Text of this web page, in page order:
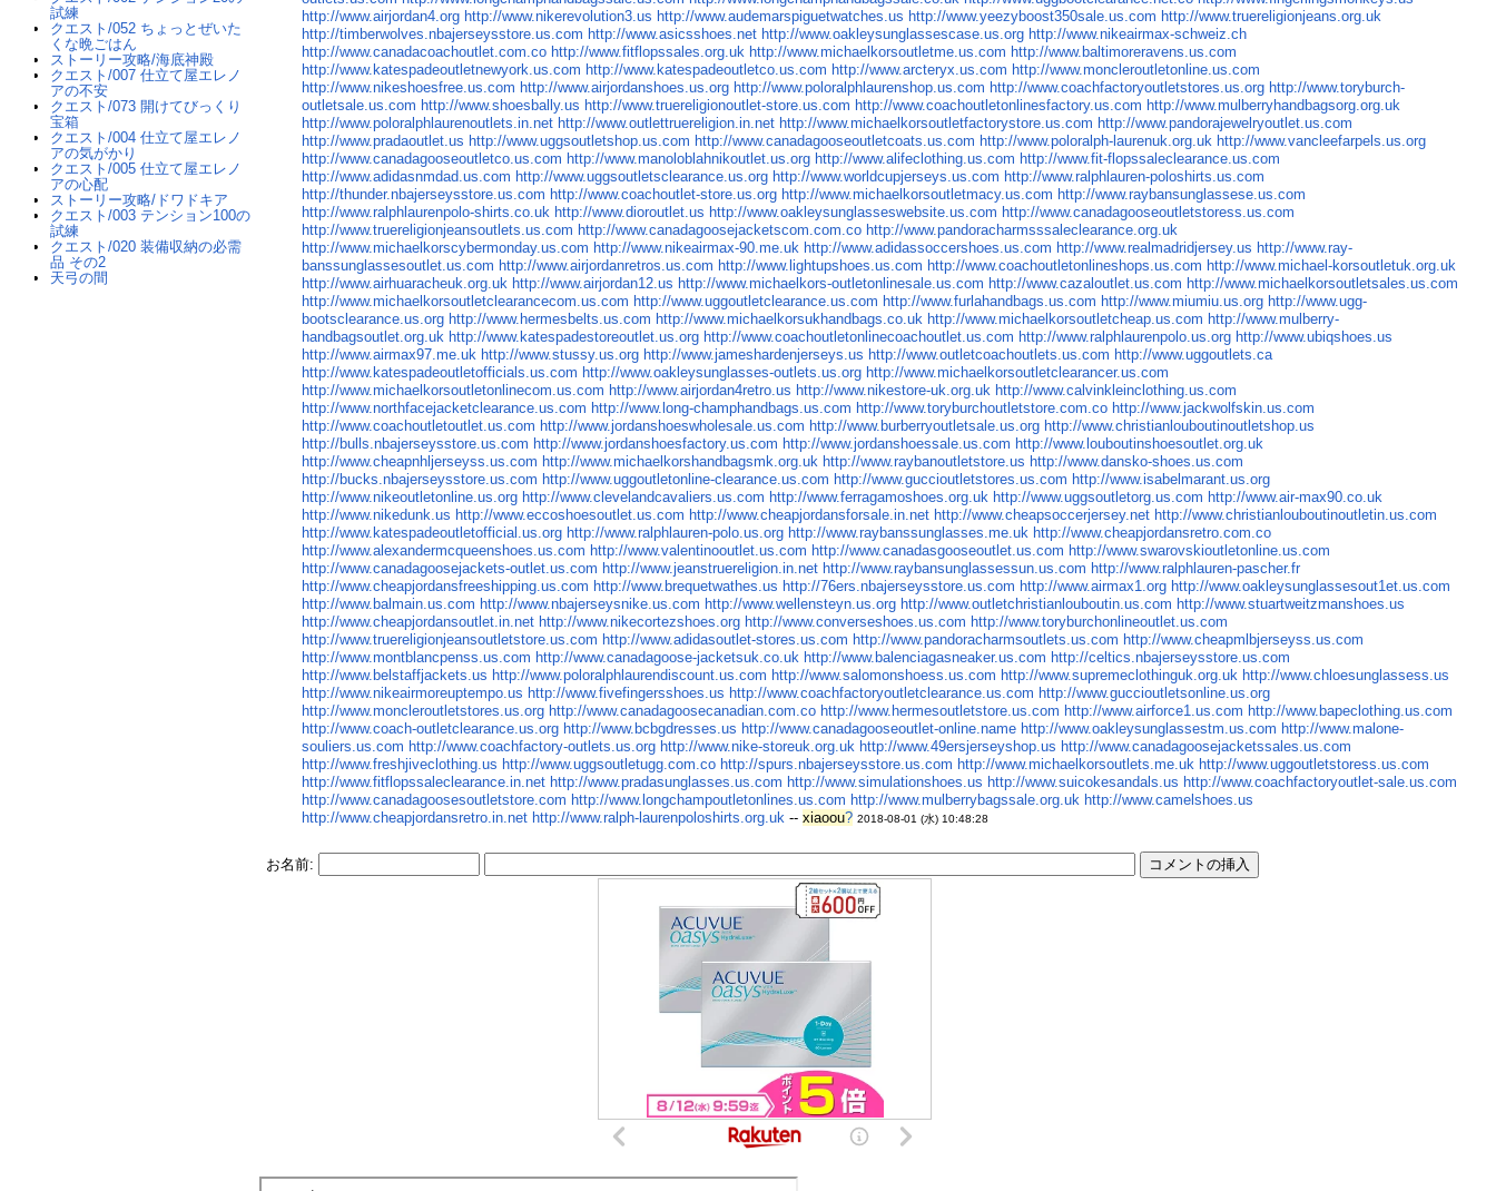
試練
クエスト/052 ちょっとぜいた
くな晩ごはん
ストーリー攻略/海底神殿
クエスト/007 仕立て屋エレノ
アの不安
クエスト/073 開けてびっくり
宝箱
クエスト/004 仕立て屋エレノ
アの気がかり
クエスト/005 仕立て屋エレノ
アの心配
ストーリー攻略/ドワドキア
クエスト/003 テンション100の
試練
クエスト/020 装備収納の必需
品 その2
天弓の間
http://www.airjordan4.org http://www.nikerevolution3.us http://www.audemarspiguetwatches.us http://www.yeezyboost350sale.us.com http://www.truereligionjeans.org.uk
http://timberwolves.nbajerseysstore.us.com http://www.asicsshoes.net http://www.oakleysunglassescase.us.org http://www.nikeairmax-schweiz.ch
http://www.canadacoachoutlet.com.co http://www.fitflopssales.org.uk http://www.michaelkorsoutletme.us.com http://www.baltimoreravens.us.com
http://www.katespadeoutletnewyork.us.com http://www.katespadeoutletco.us.com http://www.arcteryx.us.com http://www.moncleroutletonline.us.com
http://www.nikeshoesfree.us.com http://www.airjordanshoes.us.org http://www.poloralphlaurenshop.us.com http://www.coachfactoryoutletstores.us.org http://www.toryburch-
outletsale.us.com http://www.shoesbally.us http://www.truereligionoutlet-store.us.com http://www.coachoutletonlinesfactory.us.com http://www.mulberryhandbagsorg.org.uk
http://www.poloralphlaurenoutlets.in.net http://www.outlettruereligion.in.net http://www.michaelkorsoutletfactorystore.us.com http://www.pandorajewelryoutlet.us.com
http://www.pradaoutlet.us http://www.uggsoutletshop.us.com http://www.canadagooseoutletcoats.us.com http://www.poloralph-laurenuk.org.uk http://www.vancleefarpels.us.org
http://www.canadagooseoutletco.us.com http://www.manoloblahnikoutlet.us.org http://www.alifeclothing.us.com http://www.fit-flopssaleclearance.us.com
http://www.adidasnmdad.us.com http://www.uggsoutletsclearance.us.org http://www.worldcupjerseys.us.com http://www.ralphlauren-poloshirts.us.com
http://thunder.nbajerseysstore.us.com http://www.coachoutlet-store.us.org http://www.michaelkorsoutletmacy.us.com http://www.raybansunglassese.us.com
http://www.ralphlaurenpolo-shirts.co.uk http://www.dioroutlet.us http://www.oakleysunglasseswebsite.us.com http://www.canadagooseoutletstoress.us.com
http://www.truereligionjeansoutlets.us.com http://www.canadagoosejacketscom.com.co http://www.pandoracharmsssaleclearance.org.uk
http://www.michaelkorscybermonday.us.com http://www.nikeairmax-90.me.uk http://www.adidassoccershoes.us.com http://www.realmadridjersey.us http://www.ray-
banssunglassesoutlet.us.com http://www.airjordanretros.us.com http://www.lightupshoes.us.com http://www.coachoutletonlineshops.us.com http://www.michael-korsoutletuk.org.uk
http://www.airhuaracheuk.org.uk http://www.airjordan12.us http://www.michaelkors-outletonlinesale.us.com http://www.cazaloutlet.us.com http://www.michaelkorsoutletsales.us.com
http://www.michaelkorsoutletclearancecom.us.com http://www.uggoutletclearance.us.com http://www.furlahandbags.us.com http://www.miumiu.us.org http://www.ugg-
bootsclearance.us.org http://www.hermesbelts.us.com http://www.michaelkorsukhandbags.co.uk http://www.michaelkorsoutletcheap.us.com http://www.mulberry-
handbagsoutlet.org.uk http://www.katespadestoreoutlet.us.org http://www.coachoutletonlinecoachoutlet.us.com http://www.ralphlaurenpolo.us.org http://www.ubiqshoes.us
http://www.airmax97.me.uk http://www.stussy.us.org http://www.jameshardenjerseys.us http://www.outletcoachoutlets.us.com http://www.uggoutlets.ca
http://www.katespadeoutletofficials.us.com http://www.oakleysunglasses-outlets.us.org http://www.michaelkorsoutletclearancer.us.com
http://www.michaelkorsoutletonlinecom.us.com http://www.airjordan4retro.us http://www.nikestore-uk.org.uk http://www.calvinkleinclothing.us.com
http://www.northfacejacketclearance.us.com http://www.long-champhandbags.us.com http://www.toryburchoutletstore.com.co http://www.jackwolfskin.us.com
http://www.coachoutletoutlet.us.com http://www.jordanshoeswholesale.us.com http://www.burberryoutletsale.us.org http://www.christianlouboutinoutletshop.us
http://bulls.nbajerseysstore.us.com http://www.jordanshoesfactory.us.com http://www.jordanshoessale.us.com http://www.louboutinshoesoutlet.org.uk
http://www.cheapnhljerseyss.us.com http://www.michaelkorshandbagsmk.org.uk http://www.raybanoutletstore.us http://www.dansko-shoes.us.com
http://bucks.nbajerseysstore.us.com http://www.uggoutletonline-clearance.us.com http://www.guccioutletstores.us.com http://www.isabelmarant.us.org
http://www.nikeoutletonline.us.org http://www.clevelandcavaliers.us.com http://www.ferragamoshoes.org.uk http://www.uggsoutletorg.us.com http://www.air-max90.co.uk
http://www.nikedunk.us http://www.eccoshoesoutlet.us.com http://www.cheapjordansforsale.in.net http://www.cheapsoccerjersey.net http://www.christianlouboutinoutletin.us.com
http://www.katespadeoutletofficial.us.org http://www.ralphlauren-polo.us.org http://www.raybanssunglasses.me.uk http://www.cheapjordansretro.com.co
http://www.alexandermcqueenshoes.us.com http://www.valentinooutlet.us.com http://www.canadasgooseoutlet.us.com http://www.swarovskioutletonline.us.com
http://www.canadagoosejackets-outlet.us.com http://www.jeanstruereligion.in.net http://www.raybansunglassessun.us.com http://www.ralphlauren-pascher.fr
http://www.cheapjordansfreeshipping.us.com http://www.brequetwathes.us http://76ers.nbajerseysstore.us.com http://www.airmax1.org http://www.oakleysunglassesout1et.us.com
http://www.balmain.us.com http://www.nbajerseysnike.us.com http://www.wellensteyn.us.org http://www.outletchristianlouboutin.us.com http://www.stuartweitzmanshoes.us
http://www.cheapjordansoutlet.in.net http://www.nikecortezshoes.org http://www.converseshoes.us.com http://www.toryburchonlineoutlet.us.com
http://www.truereligionjeansoutletstore.us.com http://www.adidasoutlet-stores.us.com http://www.pandoracharmsoutlets.us.com http://www.cheapmlbjerseyss.us.com
http://www.montblancpenss.us.com http://www.canadagoose-jacketsuk.co.uk http://www.balenciagasneaker.us.com http://celtics.nbajerseysstore.us.com
http://www.belstaffjackets.us http://www.poloralphlaurendiscount.us.com http://www.salomonshoess.us.com http://www.supremeclothinguk.org.uk http://www.chloesunglassess.us
http://www.nikeairmoreuptempo.us http://www.fivefingersshoes.us http://www.coachfactoryoutletclearance.us.com http://www.guccioutletsonline.us.org
http://www.moncleroutletstores.us.org http://www.canadagoosecanadian.com.co http://www.hermesoutletstore.us.com http://www.airforce1.us.com http://www.bapeclothing.us.com
http://www.coach-outletclearance.us.org http://www.bcbgdresses.us http://www.canadagooseoutlet-online.name http://www.oakleysunglassestm.us.com http://www.malone-
souliers.us.com http://www.coachfactory-outlets.us.org http://www.nike-storeuk.org.uk http://www.49ersjerseyshop.us http://www.canadagoosejacketssales.us.com
http://www.freshjiveclothing.us http://www.uggsoutletugg.com.co http://spurs.nbajerseysstore.us.com http://www.michaelkorsoutlets.me.uk http://www.uggoutletstoress.us.com
http://www.fitflopssaleclearance.in.net http://www.pradasunglasses.us.com http://www.simulationshoes.us http://www.suicokesandals.us http://www.coachfactoryoutlet-sale.us.com
http://www.canadagoosesoutletstore.com http://www.longchampoutletonlines.us.com http://www.mulberrybagssale.org.uk http://www.camelshoes.us
http://www.cheapjordansretro.in.net http://www.ralph-laurenpoloshirts.org.uk --xiaoou? 2018-08-01 (水) 10:48:28
お名前: